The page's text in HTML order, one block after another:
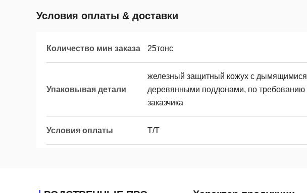
Условия оплаты & доставки
Количество мин заказа 25тонс
Упаковывая детали
железный защитный кожух с дымящимися
деревянными поддонами, по требованию
заказчика
Условия оплаты T/T